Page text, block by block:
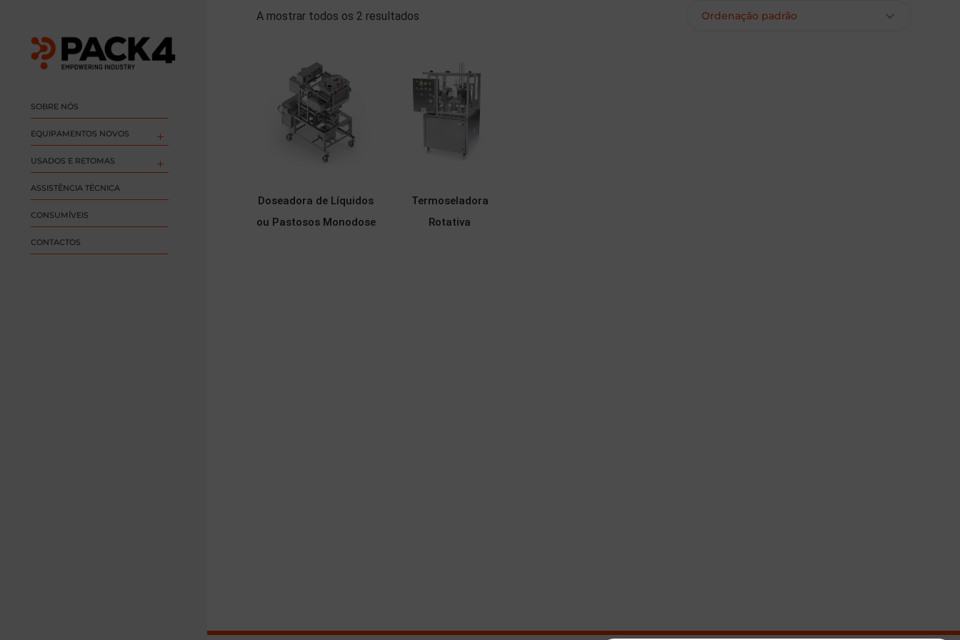
SOBRE NÓS
EQUIPAMENTOS NOVOS
USADOS E RETOMAS
ASSISTÊNCIA TÉCNICA
CONSUMÍVEIS
CONTACTOS
A mostrar todos os 2 resultados
Doseadora de Líquidos
ou Pastosos Monodose
Termoseladora
Rotativa